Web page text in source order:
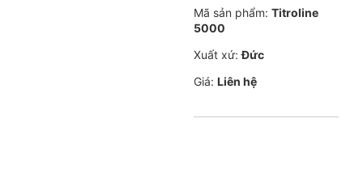
Mã sản phẩm: Titroline
5000
Xuất xứ: Đức
Giá: Liên hệ